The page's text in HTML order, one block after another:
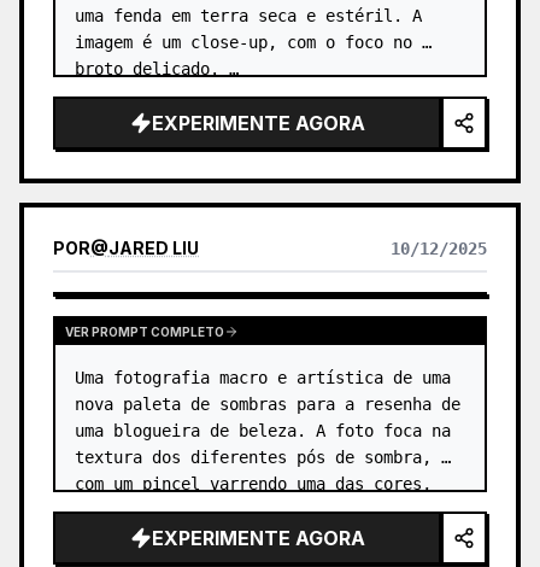
uma fenda em terra seca e estéril. A
imagem é um close-up, com o foco no
broto delicado. …
EXPERIMENTE AGORA
POR@JARED LIU 10/12/2025
VER PROMPT COMPLETO
Uma fotografia macro e artística de uma
nova paleta de sombras para a resenha de
uma blogueira de beleza. A foto foca na
textura dos diferentes pós de sombra,
com um pincel varrendo uma das cores,
levantando uma pequena nuvem de pó
pigmentado. …EXPERIMENTE AGORA